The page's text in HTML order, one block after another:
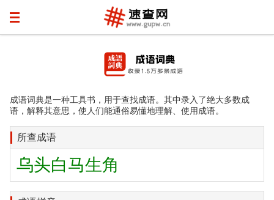
成语词典是一种工具书，用于查找成语。其中录入了绝大多数成
语，解释其意思，使人们能通俗易懂地理解、使用成语。
所查成语
乌头白马生角